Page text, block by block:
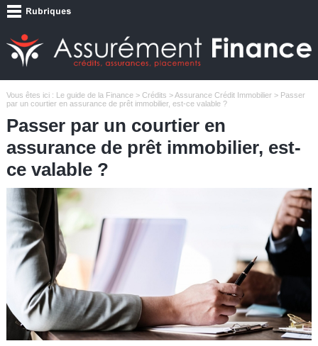
Vous êtes ici : Le guide de la Finance> Crédits >Assurance Crédit Immobilier> Passer
par un courtier en assurance de prêt immobilier, est-ce valable ?
Passer par un courtier en
assurance de prêt immobilier, est-
ce valable ?